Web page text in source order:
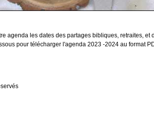
agenda les dates des partages bibliques, retraites, et
pour télécharger l'agenda 2023 -2024 au format